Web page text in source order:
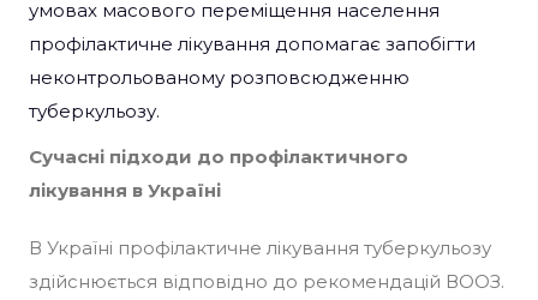
умовах масового переміщення населення
профілактичне лікування допомагає запобігти
неконтрольованому розповсюдженню
туберкульозу.
Сучасні підходи до профілактичного
лікування в Україні
В Україні профілактичне лікування туберкульозу
здійснюється відповідно до рекомендацій ВООЗ.